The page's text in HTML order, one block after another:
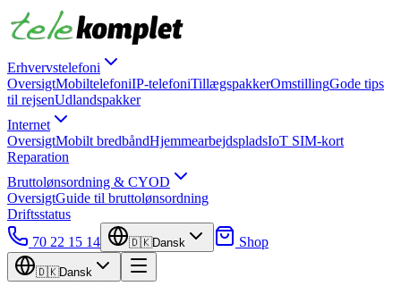
Erhvervstelefoni
OversigtMobiltelefoniIP-telefoniTillægspakkerOmstillingGode tips
til rejsenUdlandspakker
Internet
OversigtMobilt bredbåndHjemmearbejdspladsIoT SIM-kort
Reparation
Bruttolønsordning & CYOD
OversigtGuide til bruttolønsordning
Driftsstatus
70 22 15 14
🇩🇰Dansk Shop
🇩🇰Dansk